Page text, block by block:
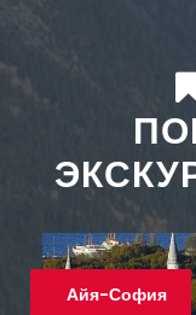
Хит продаж